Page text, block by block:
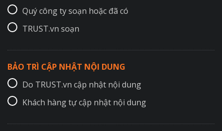
Quý công ty soạn hoặc đã có
TRUST.vn soạn
BẢO TRÌ CẬP NHẬT NỘI DUNG
Do TRUST.vn cập nhật nội dung
Khách hàng tự cập nhật nội dung